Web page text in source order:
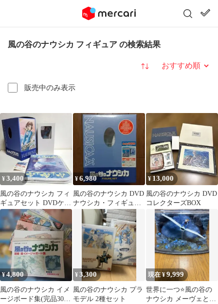
風の谷のナウシカ フィギュア の検索結果
販売中のみ表示
並び替え
¥3,400
風の谷のナウシカ フィ
ギュアセット DVDケー
ス付き
¥6,980
風の谷のナウシカ DVD
ナウシカ・フィギュア
セット('84徳間書店/博
報堂)〈…
¥ 13,000
風の谷のナウシカ DVD
コレクターズBOX
¥4,800
風の谷のナウシカ イメ
ージボード集(完品30枚
¥3,300
風の谷のナウシカ プラ
モデル 2種セット
現在 ¥9,999
世界に一つ⭐️風の谷の
ナウシカ メーヴェとナ